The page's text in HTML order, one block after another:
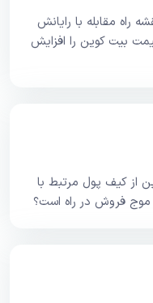
راه مقابله با رایانش
بیت کوین را افزایش
بیت کوین از کیف پول مرتبط با